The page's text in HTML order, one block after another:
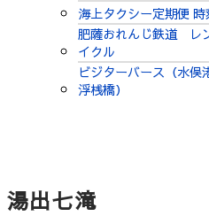
海上タクシー定期便 時
肥薩おれんじ鉄道 レ
イクル
ビジターバース（水俣
浮桟橋）
湯出七滝